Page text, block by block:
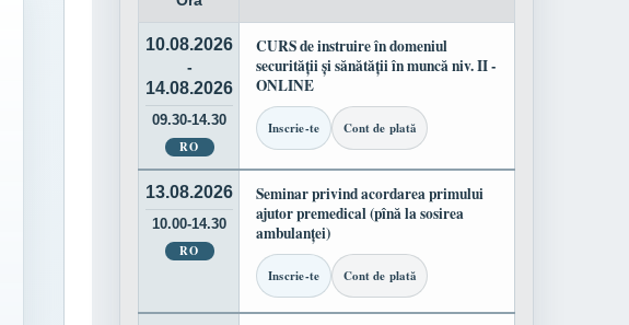
10.08.2026
-
14.08.2026
09.30-14.30
RO
CURS de instruire în domeniul
securității și sănătății în muncă niv. II -
ONLINE
Inscrie-te Cont de plată
13.08.2026
10.00-14.30
RO
Seminar privind acordarea primului
ajutor premedical (pînă la sosirea
ambulanței)
Inscrie-te Cont de plată